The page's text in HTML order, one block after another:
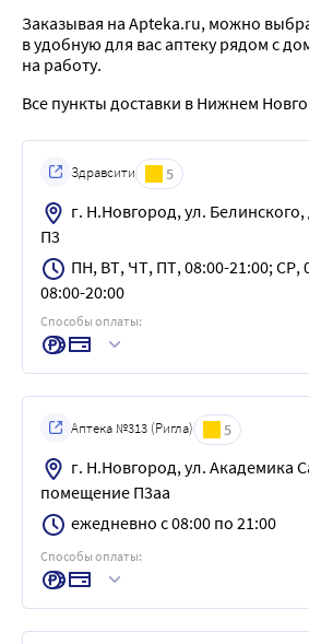
Заказывая на Apteka.ru, можно
в удобную для вас аптеку рядом с
на работу.
Все пункты доставки в Нижнем
Здравсити 5
г. Н.Новгород, ул.
П3
ПН, ВТ, ЧТ, ПТ, 08:00-21:00; СР,
08:00-20:00
Способы оплаты:
Аптека №313 (Ригла) 5
г. Н.Новгород, ул. Академика
помещение П3аа
ежедневно с 08:00 по 21:00
Способы оплаты: